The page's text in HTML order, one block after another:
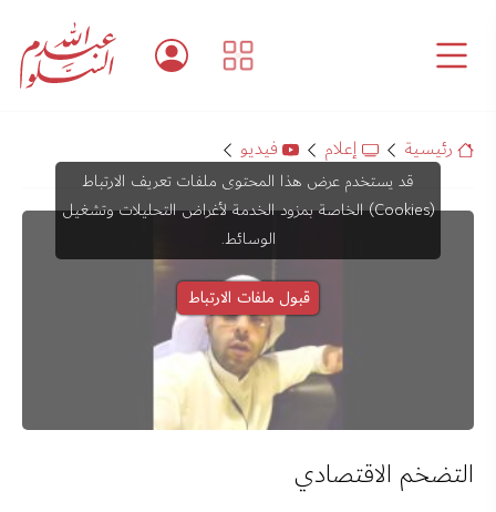
رئيسية إعلام فيديو
قد يستخدم عرض هذا المحتوى ملفات تعريف الارتباط
(Cookies) الخاصة بمزود الخدمة لأغراض التحليلات وتشغيل
الوسائط.
قبول ملفات الارتباط
التضخم الاقتصادي